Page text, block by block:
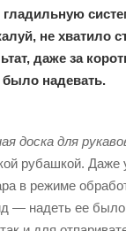
не хватило
даже за
надевать.
доска для
рубашкой.
в режиме
— надеть ее